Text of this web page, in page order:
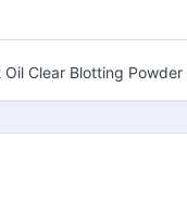
Oil Clear Blotting Powder